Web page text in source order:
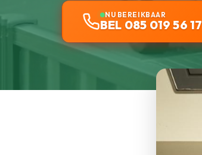
NU BEREIKBAAR
BEL 085 019 56 17